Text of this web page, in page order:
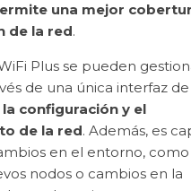
una mejor
de la red.
Plus se pueden
de una única interfaz de
configuración y el
de la red. Además, es
en el entorno, como
nodos o cambios en la